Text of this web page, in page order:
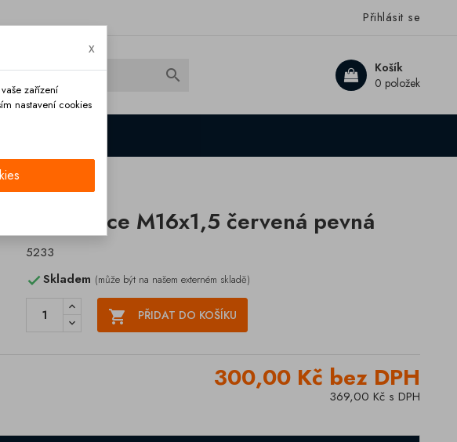
Přihlásit se
Košík
0 položek

hlavice M16x1,5 červená pevná
5233
Skladem (může být na našem externém skladě)
 PŘIDAT DO KOŠÍKU
300,00 Kč bez DPH
369,00 Kč s DPH
x
zařízení
nastavení cookies